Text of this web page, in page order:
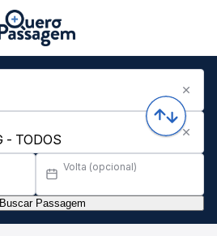
Volta (opcional)
Buscar Passagem